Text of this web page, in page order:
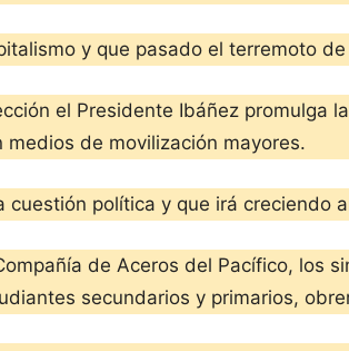
y que pasado el terremoto
el Presidente Ibáñez promulga
de movilización mayores.
política y que irá creciendo
de Aceros del Pacífico, los
secundarios y primarios,